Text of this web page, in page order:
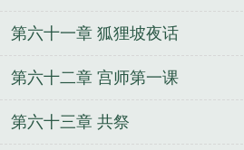
第六十一章 狐狸坡夜话
第六十二章 宫师第一课
第六十三章 共祭